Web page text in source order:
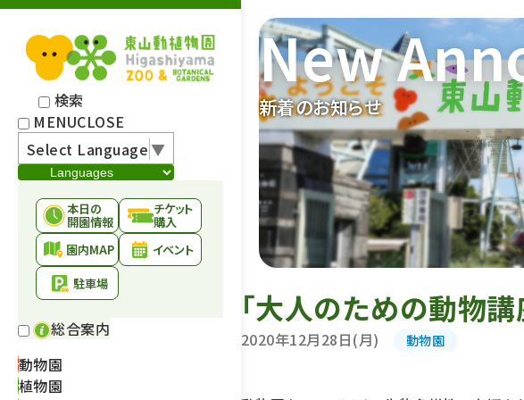
検索
MENUCLOSE
Select Language▼
本日の
開園情報
チケット
購入
園内MAP
イベント
駐車場
総合案内
動物園
植物園
新着のお知らせ
New
「大人のための動物
2020年12月28日(月) 動物園